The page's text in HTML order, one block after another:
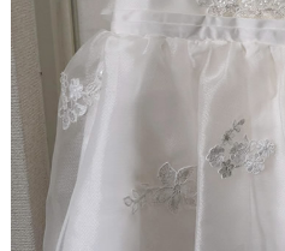
ッションカバー
【ドレスリメイク】ふわふ
ーウェイベビードレス
【ドレスリメイク】ベビー
【ドレスリメイク】ママと
レス